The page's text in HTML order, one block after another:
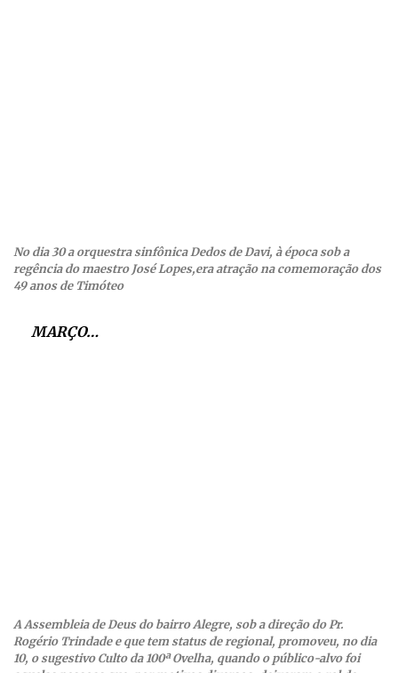
No dia 30 a orquestra sinfônica Dedos de Davi, à época sob a
regência do maestro José Lopes,era atração na comemoração dos
49 anos de Timóteo
MARÇO…
A Assembleia de Deus do bairro Alegre, sob a direção do Pr.
Rogério Trindade e que tem status de regional, promoveu, no dia
10, o sugestivo Culto da 100ª Ovelha, quando o público-alvo foi